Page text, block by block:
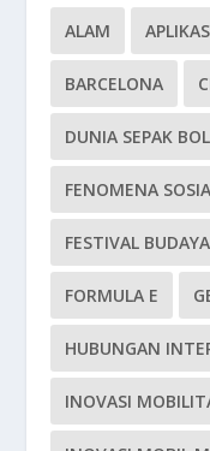
ALAM
BARCELONA
DUNIA SEPAK
FENOMENA
FESTIVAL
FORMULA E
HUBUNGAN
INOVASI